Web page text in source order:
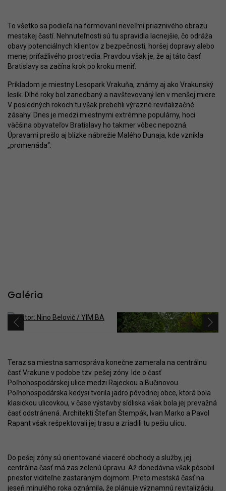
To všetko sa podieľa na formovaní neveľmi priaznivého obrazu
mestskej častí. Nehnuteľnosti sú tu spravidla lacnejšie, čo odráža
obavy potenciálnych klientov z bezpečnosti, horšej dopravy alebo
menej príťažlivého prostredia. Pravdou však je, že aj táto časť
Bratislavy sa začína krok po kroku meniť.
Príkladom je miestny Lesopark Vrakuňa, známy aj ako Vrakunský
lesík. Dlhé roky bol zanedbaný a navštevovaný len v menšej miere.
V posledných rokoch tu však prebehli výrazné revitalizačné
zásahy. Dnes je medzi miestnymi extrémne populárny, hoci
väčšina obyvateľov Bratislavy ho takmer vôbec nepozná.
Úpravami prešlo aj blízke nábrežie Malého Dunaja, kde vznikla
„promenáda“.
Galéria
Teraz sa miestna samospráva konečne zamerala na centrálnu
časť Vrakune v podobe tzv. pešej zóny. Ide o časť
Poľnohospodárskej ulice medzi Rajeckou a Bučinovou.
Poľnohospodárska kedysi tvorila jadro pôvodnej obce, ktorá bola
klasickou ulicovkou, v čase výstavby sídliska však bola jej prevažná
časť odstránená. Architekti Štefan Štempák, Ivan Marko a Pavol
Rapant však rešpektovali jej trasu a zriadili tu pešiu ulicu.
Do pešej zóny sú orientované viaceré obchody a služby, jej
centrálna časť má zas zelenú úpravu. Až donedávna však pôsobil
priestor viditeľne zastaraným dojmom. Preto mestská časť na
jeseň minulého roka oznámila, že plánuje významnú revitalizáciu.